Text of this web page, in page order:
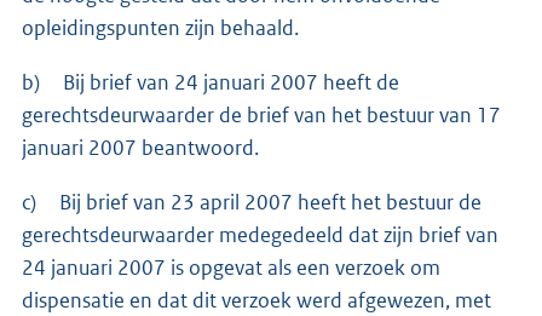
opleidingspunten zijn behaald.
b) Bij brief van 24 januari 2007 heeft de
gerechtsdeurwaarder de brief van het bestuur van 17
januari 2007 beantwoord.
c) Bij brief van 23 april 2007 heeft het bestuur de
gerechtsdeurwaarder medegedeeld dat zijn brief van
24 januari 2007 is opgevat als een verzoek om
dispensatie en dat dit verzoek werd afgewezen, met